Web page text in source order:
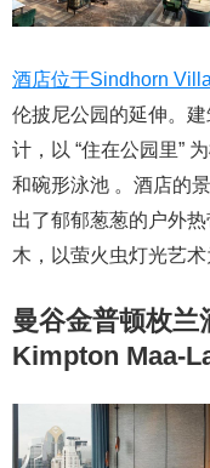
酒店位于Sindhorn
伦披尼公园的延伸。
计，以 “住在公园里”
和碗形泳池 。酒店的
出了郁郁葱葱的户外
木，以萤火虫灯光艺术
曼谷金普顿枚兰
Kimpton Maa-